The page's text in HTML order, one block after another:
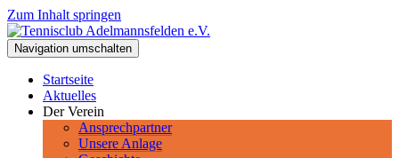
Zum Inhalt springen
Tennisclub Adelmannsfelden e.V.
Spiel, Satz und Sieg! Herzlich Willkommen beim Tennisclub
Adelmannsfelden im schwäbischen Ostalbkreis.
Navigation umschalten
Startseite
Aktuelles
Der Verein
Ansprechpartner
Unsere Anlage